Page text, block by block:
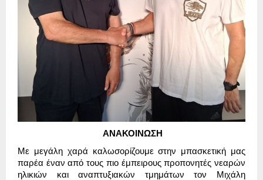
ΑΝΑΚΟΙΝΩΣΗ
Με μεγάλη χαρά καλωσορίζουμε στην μπασκετική μας
παρέα έναν από τους πιο έμπειρους προπονητές νεαρών
ηλικιών και αναπτυξιακών τμημάτων τον Μιχάλη